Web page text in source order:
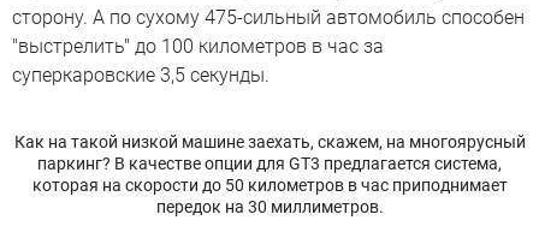
сторону. А по сухому 475-сильный автомобиль способен
"выстрелить" до 100 километров в час за
суперкаровские 3,5 секунды.
Как на такой низкой машине заехать, скажем, на многоярусный
паркинг? В качестве опции для GT3 предлагается система,
которая на скорости до 50 километров в час приподнимает
передок на 30 миллиметров.